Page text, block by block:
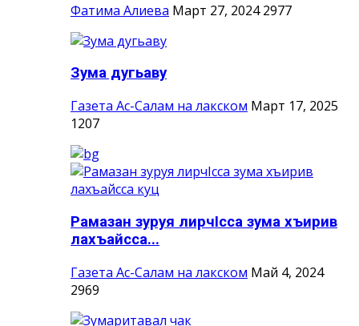
Фатима Алиева Март 27, 2024 2977
Зума дугьаву
Газета Ас-Салам на лакском Март 17, 2025
1207
Рамазан зуруя лирчIсса зума хъирив
лахъайсса...
Газета Ас-Салам на лакском Май 4, 2024
2969